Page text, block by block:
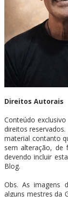
Direitos Autorais
Conteúdo
direitos
material contanto
sem alteração, de
devendo incluir
Blog.
Obs. As imagens
alguns mestres da